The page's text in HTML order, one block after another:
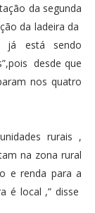
da segunda
da ladeira da
já está sendo
desde que
nos quatro
rurais ,
na zona rural
e renda para a
é local ,” disse